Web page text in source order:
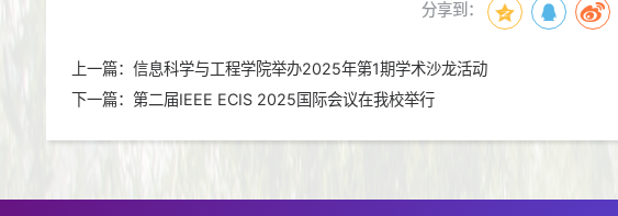
分享到：
上一篇： 信息科学与工程学院举办2025年第1期学术沙龙活动
下一篇： 第二届IEEE ECIS 2025国际会议在我校举行